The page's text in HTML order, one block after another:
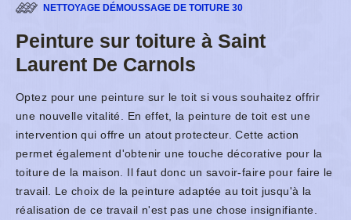
NETTOYAGE DÉMOUSSAGE DE TOITURE 30
Peinture sur toiture à Saint
Laurent De Carnols
Optez pour une peinture sur le toit si vous souhaitez offrir
une nouvelle vitalité. En effet, la peinture de toit est une
intervention qui offre un atout protecteur. Cette action
permet également d'obtenir une touche décorative pour la
toiture de la maison. Il faut donc un savoir-faire pour faire le
travail. Le choix de la peinture adaptée au toit jusqu'à la
réalisation de ce travail n'est pas une chose insignifiante.